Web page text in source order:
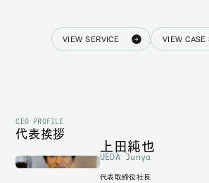
VIEW SERVICE VIEW CASE
代表挨拶
CEO PROFILE
上田純也
UEDA Junya
代表取締役社長